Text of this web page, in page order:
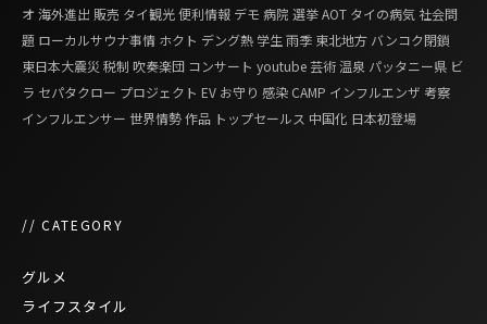
オ 海外進出 販売 タイ観光便利情報 デモ 病院 選挙AOT タイの病気 社会問
題 ローカルサウナ事情 ホクト デング熱 学生雨季 東北地方 バンコク閉鎖
東日本大震災 税制 吹奏楽団 コンサート youtube芸術温泉 パッタニー県 ビ
ラ セパタクロー プロジェクト EV お守り 感染 CAMP インフルエンザ 考察
インフルエンサー 世界情勢作品 トップセールス 中国化 日本初登場
// CATEGORY
グルメ
ライフスタイル